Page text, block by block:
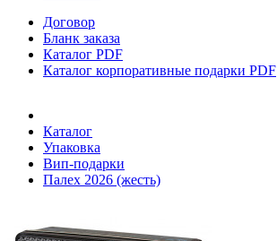
Договор
Бланк заказа
Каталог PDF
Каталог корпоративные подарки PDF
Каталог
Упаковка
Вип-подарки
Палех 2026 (жесть)